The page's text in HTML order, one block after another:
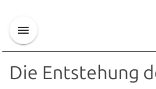
Die Entstehung